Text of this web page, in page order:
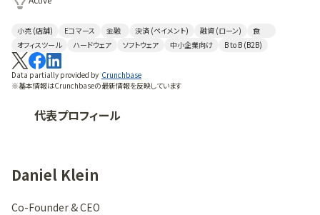
小売 (店舗) Eコマース 金融 決済 (ペイメント) 融資 (ローン)
食
オフィスツール
ハードウェア ソフトウェア 中小企業向け B to B (B2B)
Data partially provided by Crunchbase
※基本情報はCrunchbaseの最新情報を反映しています
代表プロフィール
Daniel Klein
Co-Founder & CEO